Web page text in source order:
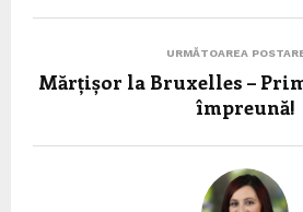
URMĂTOAREA
Mărțișor la Bruxelles –
împreună!